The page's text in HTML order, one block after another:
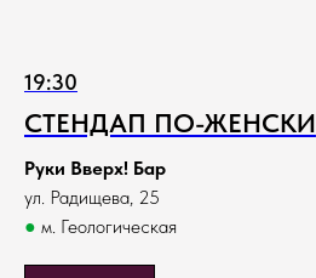
19:30
СТЕНДАП ПО-ЖЕНСКИ
Руки Вверх! Бар
ул. Радищева, 25
● м. Геологическая